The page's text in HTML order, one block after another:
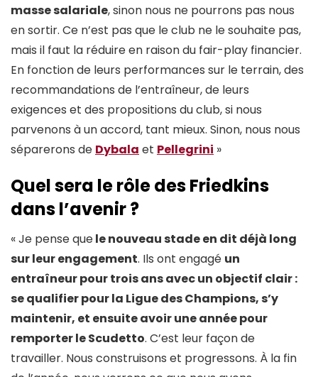
masse salariale, sinon nous ne pourrons pas nous
en sortir. Ce n’est pas que le club ne le souhaite pas,
mais il faut la réduire en raison du fair-play financier.
En fonction de leurs performances sur le terrain, des
recommandations de l’entraîneur, de leurs
exigences et des propositions du club, si nous
parvenons à un accord, tant mieux. Sinon, nous nous
séparerons de Dybala et Pellegrini »
Quel sera le rôle des Friedkins
dans l’avenir ?
« Je pense quele nouveau stade en dit déjà long
sur leur engagement. Ils ont engagé un
entraîneur pour trois ans avec un objectif clair :
se qualifier pour la Ligue des Champions, s’y
maintenir, et ensuite avoir une année pour
remporter le Scudetto. C’est leur façon de
travailler. Nous construisons et progressons. À la fin